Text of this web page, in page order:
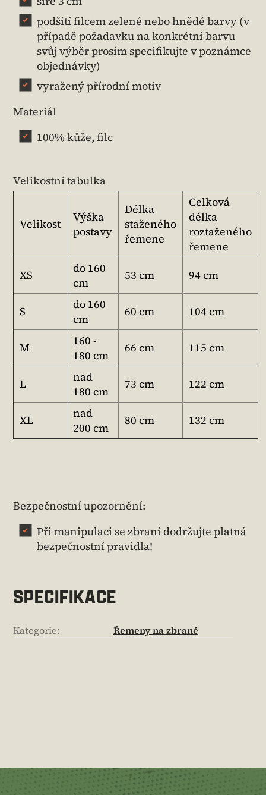
podšití filcem zelené nebo hnědé barvy (v
případě požadavku na konkrétní barvu
svůj výběr prosím specifikujte v poznámce
objednávky)
vyražený přírodní motiv
Materiál
100% kůže, filc
Velikostní tabulka
Velikost
Výška
postavy
Délka
staženého
řemene
Celková
délka
roztaženého
řemene
XS
do 160
cm
53 cm 94 cm
S
do 160
cm
60 cm 104 cm
M
160 -
180 cm
66 cm 115 cm
L
nad
180 cm
73 cm 122 cm
XL
nad
200 cm
80 cm 132 cm
Bezpečnostní upozornění:
Při manipulaci se zbraní dodržujte platná
bezpečnostní pravidla!
SPECIFIKACE
Kategorie: Řemeny na zbraně